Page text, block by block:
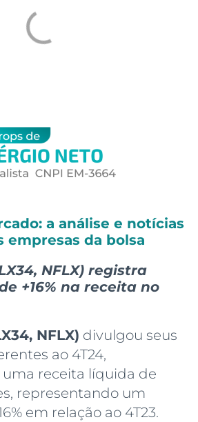
a análise e notícias
empresas da bolsa
NFLX) registra
+16% na receita no
NFLX) divulgou seus
ao 4T24,
receita líquida de
representando um
em relação ao 4T23.